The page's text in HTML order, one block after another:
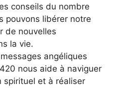
conseils du nombre
pouvons libérer notre
de nouvelles
la vie.
angéliques
nous aide à naviguer
spirituel et à réaliser